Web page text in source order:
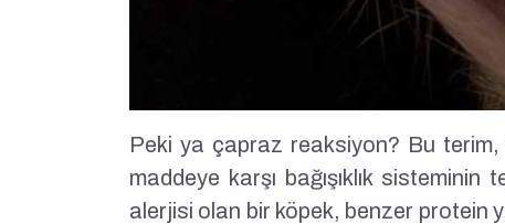
Peki ya çapraz reaksiyon? Bu
maddeye karşı bağışıklık
alerjisi olan bir köpek, benzer protein